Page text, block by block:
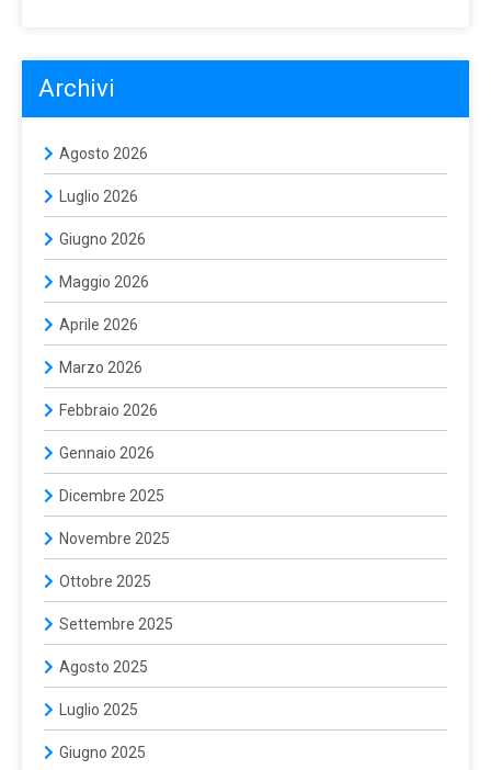
Archivi
Agosto 2026
Luglio 2026
Giugno 2026
Maggio 2026
Aprile 2026
Marzo 2026
Febbraio 2026
Gennaio 2026
Dicembre 2025
Novembre 2025
Ottobre 2025
Settembre 2025
Agosto 2025
Luglio 2025
Giugno 2025